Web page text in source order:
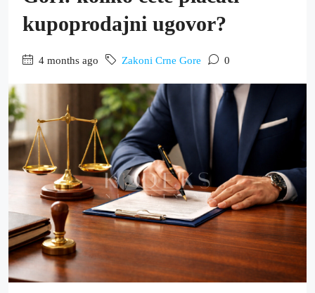
kupoprodajni ugovor?
4 months ago Zakoni Crne Gore 0